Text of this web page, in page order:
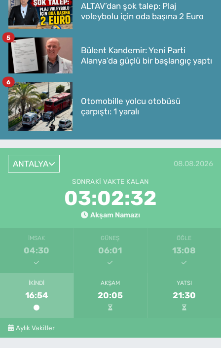
ALTAV’dan şok talep: Plaj
voleybolu için oda başına 2 Euro
Bülent Kandemir: Yeni Parti
Alanya’da güçlü bir başlangıç yaptı
5
Otomobille yolcu otobüsü
çarpıştı: 1 yaralı
6
ANTALYA 08.08.2026
SONRAKI VAKTE KALAN
03:02:32
Akşam Namazı
İMSAK
04:30
GÜNEŞ
06:01
ÖĞLE
13:08
İKINDI
16:54
AKŞAM
20:05
YATSI
21:30
Aylık Vakitler